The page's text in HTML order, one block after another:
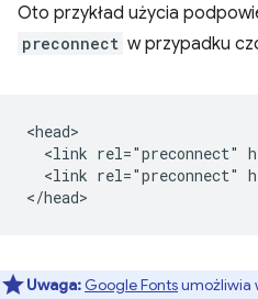
Oto przykład użycia
preconnect w przypadku
<head>
<link rel="preconnect"
<link rel="preconnect"
Uwaga: Google Fontsumożliwia